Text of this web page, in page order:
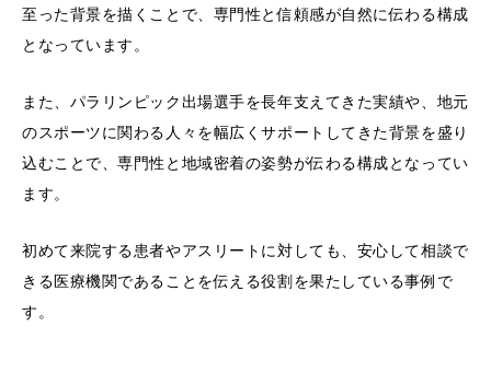
至った背景を描くことで、専門性と信頼感が自然に伝わる構成
となっています。
また、パラリンピック出場選手を長年支えてきた実績や、地元
のスポーツに関わる人々を幅広くサポートしてきた背景を盛り
込むことで、専門性と地域密着の姿勢が伝わる構成となってい
ます。
初めて来院する患者やアスリートに対しても、安心して相談で
きる医療機関であることを伝える役割を果たしている事例で
す。